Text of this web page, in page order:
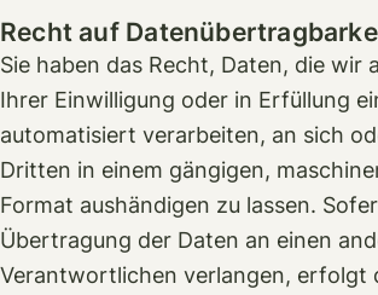
Recht auf
Sie haben das Recht, Daten, die wir
Ihrer Einwilligung oder in Erfüllung
automatisiert verarbeiten, an sich
Dritten in einem gängigen,
Format aushändigen zu lassen.
Übertragung der Daten an einen
Verantwortlichen verlangen, erfolgt